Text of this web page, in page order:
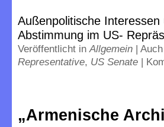
Außenpolitische
Abstimmung im US-
Veröffentlicht inAllgemein |
Representative, US Senate |
„Armenische